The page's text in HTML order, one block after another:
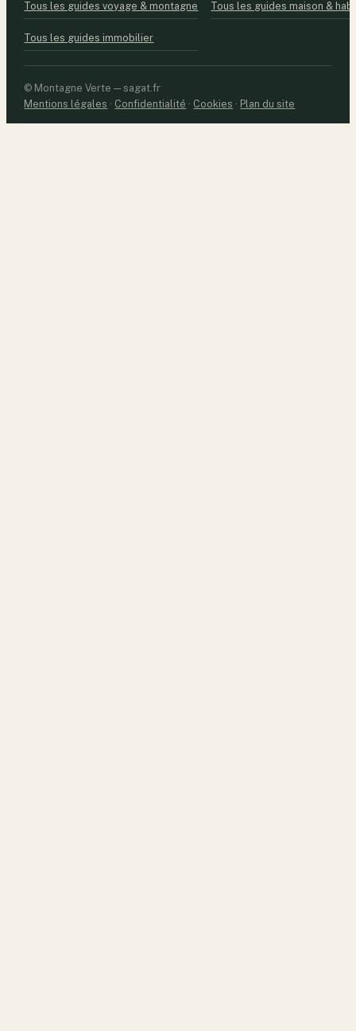
Tous les guides voyage & montagne Tous les guides maison &
Tous les guides immobilier
© Montagne Verte — sagat.fr
Mentions légales · Confidentialité · Cookies · Plan du site